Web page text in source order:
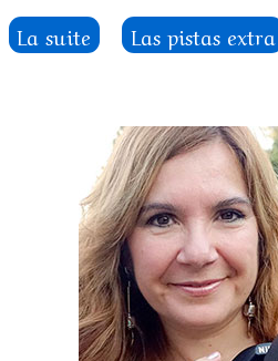
La suite
Las pistas extra